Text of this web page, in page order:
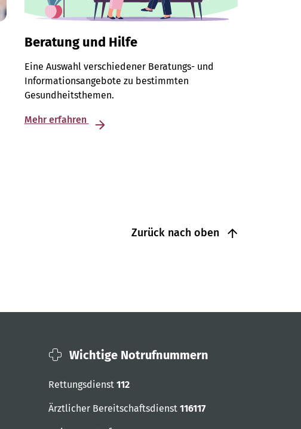
Beratung und Hilfe
Eine Auswahl verschiedener Beratungs- und
Informationsangebote zu bestimmten
Gesundheitsthemen.
Mehr erfahren
Zurück nach oben
Wichtige Notrufnummern
Rettungsdienst 112
Ärztlicher Bereitschaftsdienst 116117